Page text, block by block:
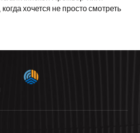
хочется не просто смотреть